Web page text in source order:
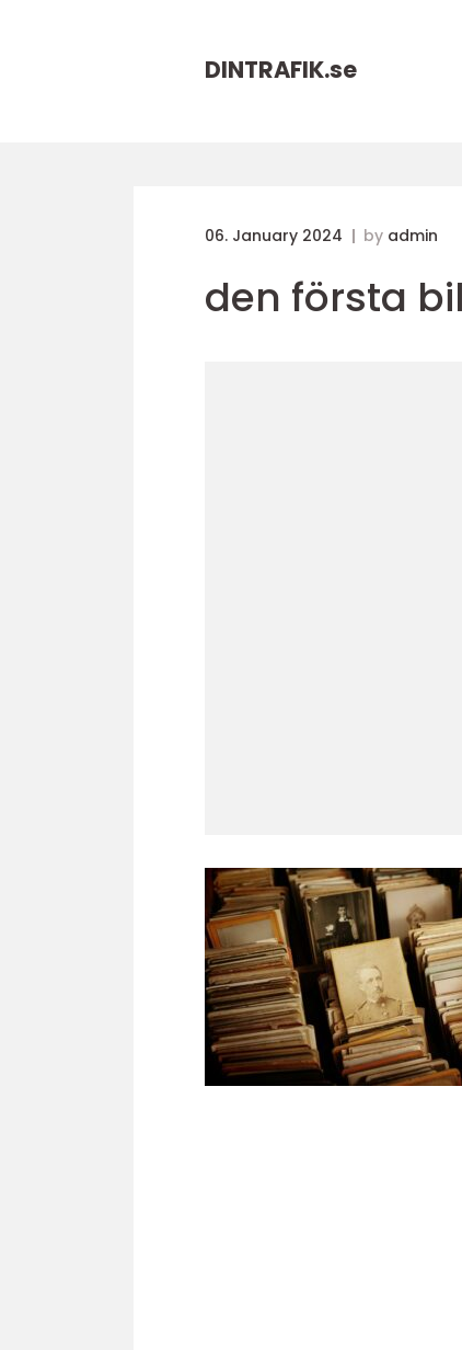
DINTRAFIK.se
06. January 2024 by admin
den första